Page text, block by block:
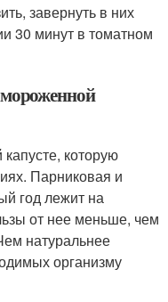
завернуть в них
30 минут в томатном
которую
Парниковая и
год лежит на
от нее меньше, чем
натуральнее
организму